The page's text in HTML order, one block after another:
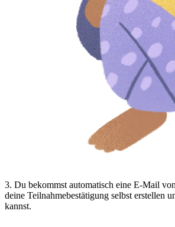
3. Du bekommst automatisch eine E-Mail
deine Teilnahmebestätigung selbst erstellen
kannst.